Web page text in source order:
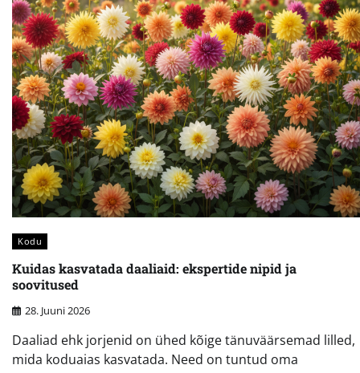
Kodu
Kuidas kasvatada daaliaid: ekspertide nipid ja
soovitused
28. Juuni 2026
Daaliad ehk jorjenid on ühed kõige tänuväärsemad lilled,
mida koduaias kasvatada. Need on tuntud oma